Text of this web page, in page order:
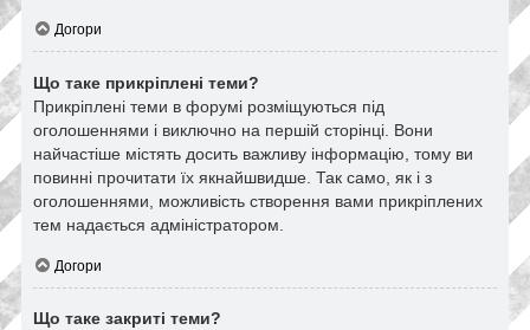
Догори
Що таке прикріплені теми?
Прикріплені теми в форумі розміщуються під
оголошеннями і виключно на першій сторінці. Вони
найчастіше містять досить важливу інформацію, тому ви
повинні прочитати їх якнайшвидше. Так само, як і з
оголошеннями, можливість створення вами прикріплених
тем надається адміністратором.
Догори
Що таке закриті теми?